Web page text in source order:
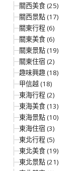
關西美食 (25)
關西景點 (17)
關東行程 (6)
關東美食 (6)
關東景點 (19)
關東住宿 (2)
趣味興趣 (18)
甲信越 (18)
東海行程 (2)
東海美食 (13)
東海景點 (10)
東海住宿 (3)
東北行程 (5)
東北美食 (19)
東北景點 (21)